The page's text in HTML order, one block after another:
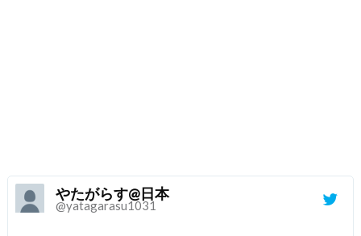
やたがらす@日本
@yatagarasu1031